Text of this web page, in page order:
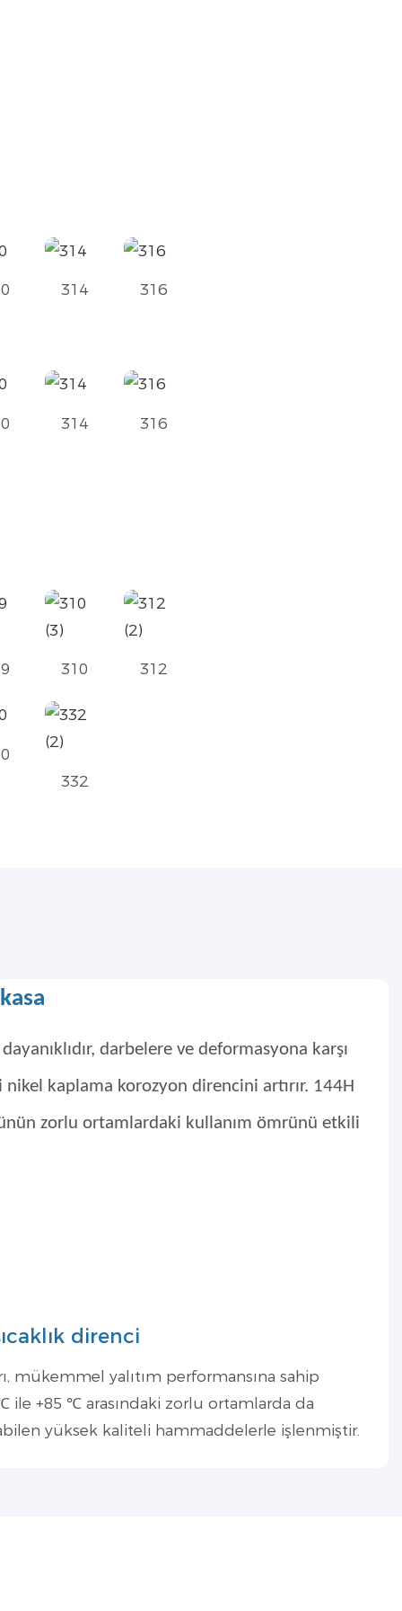
314 316
314 316
310 312
332
darbelere ve deformasyona karşı
kaplama korozyon direncini artırır. 144H
zorlu ortamlardaki kullanım ömrünü etkili
direnci
mükemmel yalıtım performansına sahip
℃ ile +85 ℃ arasındaki zorlu ortamlarda da
yüksek kaliteli hammaddelerle işlenmiştir.